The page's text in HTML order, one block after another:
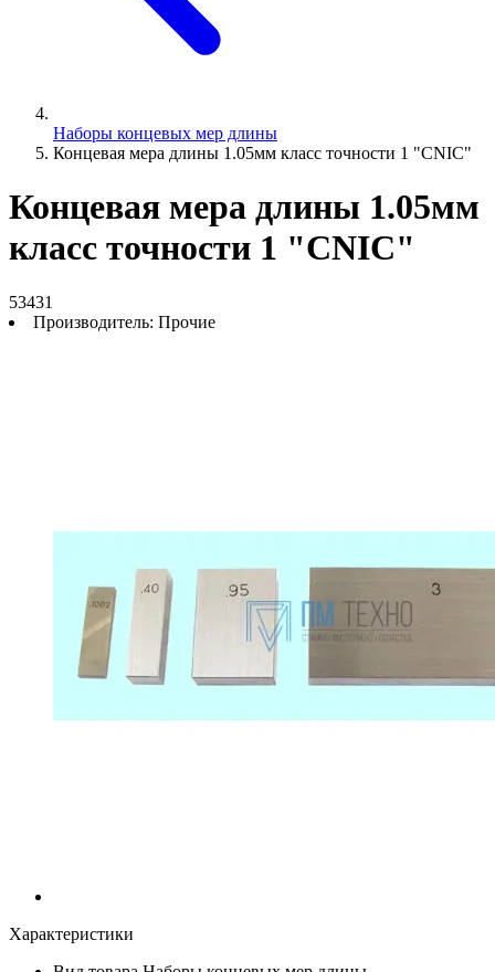
Наборы концевых мер длины
Концевая мера длины 1.05мм класс точности 1 "CNIC"
Концевая мера длины 1.05мм
класс точности 1 "CNIC"
53431
Производитель: Прочие
Характеристики